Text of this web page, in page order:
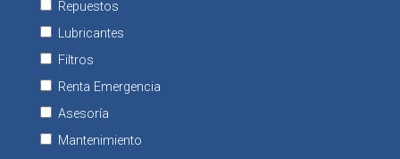
Repuestos
Lubricantes
Filtros
Renta Emergencia
Asesoría
Mantenimiento